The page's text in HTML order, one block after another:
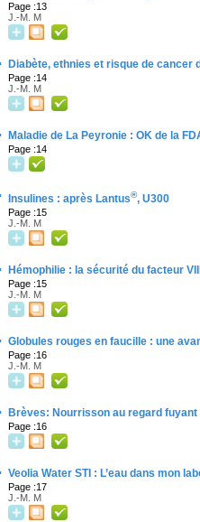
Page :13
J.-M. M
Diabète, ethnies et risque de cancer
Page :14
J.-M. M
Maladie de La Peyronie : OK de la
Page :14
Insulines : après Lantus®, U300
Page :15
J.-M. M
Hémophilie : la sécurité du facteur
Page :15
J.-M. M
Globules rouges en faucille : une
Page :16
J.-M. M
Brèves: Nourrisson au regard fuyant
Page :16
Veolia Water STI : L’eau dans mon
Page :17
J.-M. M